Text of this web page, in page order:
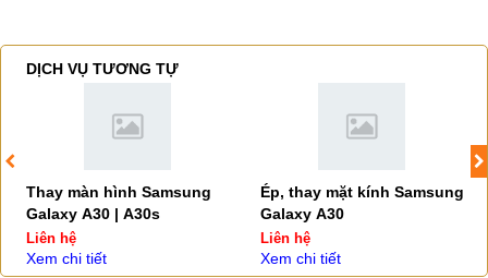
DỊCH VỤ TƯƠNG TỰ
Thay màn hình Samsung
Galaxy A30 | A30s
Liên hệ
Xem chi tiết
Ép, thay mặt kính Samsung
Galaxy A30
Liên hệ
Xem chi tiết